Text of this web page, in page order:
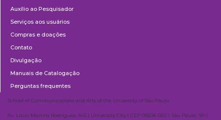
Auxílio ao Pesquisador
Serviços aos usuários
Compras e doações
Contato
Divulgação
Manuais de Catalogação
Perguntas frequentes
School of Communications and Arts of the University of São Paulo
Av. Lúcio Martins Rodrigues, 443 | University City | CEP 05508-020 | São Paulo, SP |